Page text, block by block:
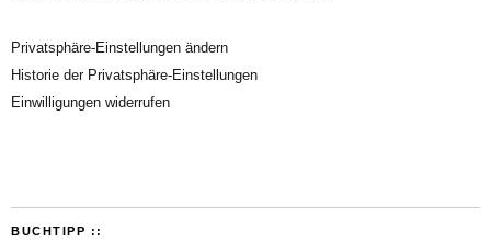
Privatsphäre-Einstellungen ändern
Historie der Privatsphäre-Einstellungen
Einwilligungen widerrufen
BUCHTIPP ::